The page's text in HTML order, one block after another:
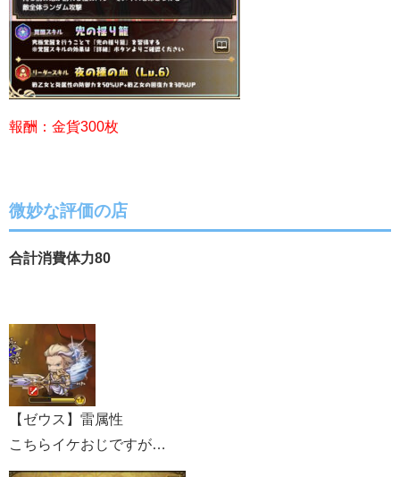
報酬：金貨300枚
微妙な評価の店
合計消費体力80
【ゼウス】雷属性
こちらイケおじですが…